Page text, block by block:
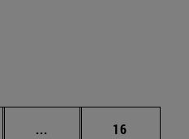
... Páginas intermedias
Página
16